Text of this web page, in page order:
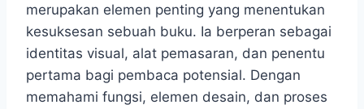
merupakan elemen penting yang menentukan
kesuksesan sebuah buku. Ia berperan sebagai
identitas visual, alat pemasaran, dan penentu
pertama bagi pembaca potensial. Dengan
memahami fungsi, elemen desain, dan proses